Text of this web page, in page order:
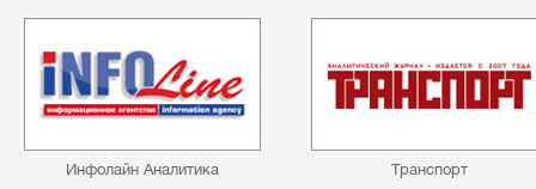
Инфолайн Аналитика Транспорт